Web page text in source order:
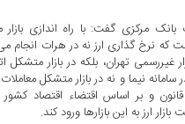
بانک مرکزی گفت: با راه اندازی
که نرخ گذاری ارز نه در هرات انجام
غیررسمی تهران، بلکه در بازار متشکل
سامانه نیما و نه در بازار متشکل
قانون و بر اساس اقتضاء اقتصاد
ارز به این بازارها ورود کند.